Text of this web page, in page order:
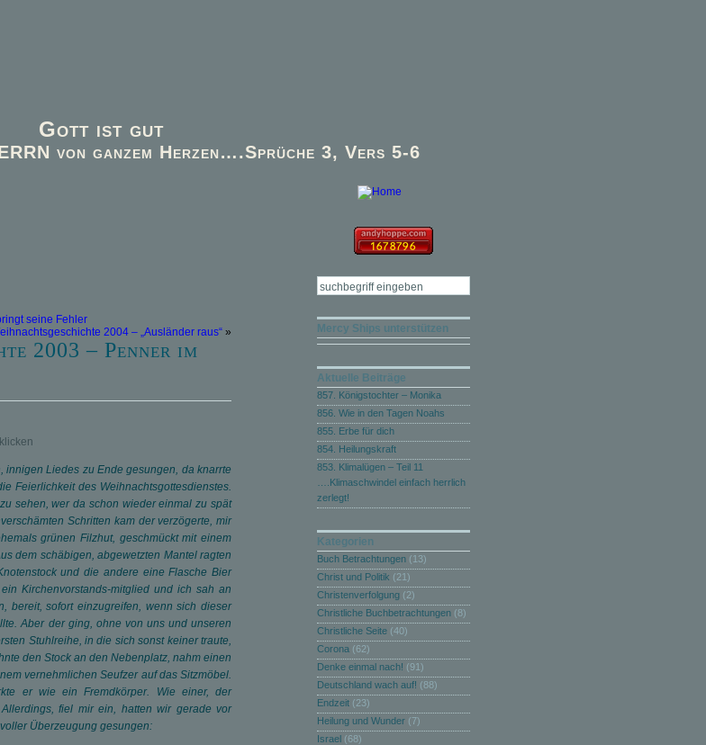
Gott ist gut
von ganzem Herzen….Sprüche 3, Vers 5-6
seine Fehler
2004 – „Ausländer raus“ »
2003 – Penner im
Liedes zu Ende gesungen, da knarrte
Feierlichkeit des Weihnachtsgottesdienstes.
sehen, wer da schon wieder einmal zu spät
Schritten kam der verzögerte, mir
grünen Filzhut, geschmückt mit einem
dem schäbigen, abgewetzten Mantel ragten
und die andere eine Flasche Bier
Kirchenvorstands-mitglied und ich sah an
bereit, sofort einzugreifen, wenn sich dieser
Aber der ging, ohne von uns und unseren
Stuhlreihe, in die sich sonst keiner traute,
den Stock an den Nebenplatz, nahm einen
vernehmlichen Seufzer auf das Sitzmöbel.
er wie ein Fremdkörper. Wie einer, der
fiel mir ein, hatten wir gerade vor
Überzeugung gesungen:
Mercy Ships unterstützen
Aktuelle Beiträge
857. Königstochter – Monika
856. Wie in den Tagen Noahs
855. Erbe für dich
854. Heilungskraft
853. Klimalügen – Teil 11
….Klimaschwindel einfach herrlich
zerlegt!
Kategorien
Buch Betrachtungen (13)
Christ und Politik (21)
Christenverfolgung (2)
Christliche Buchbetrachtungen (8)
Christliche Seite (40)
Corona (62)
Denke einmal nach! (91)
Deutschland wach auf! (88)
Endzeit (23)
Heilung und Wunder (7)
Israel (68)